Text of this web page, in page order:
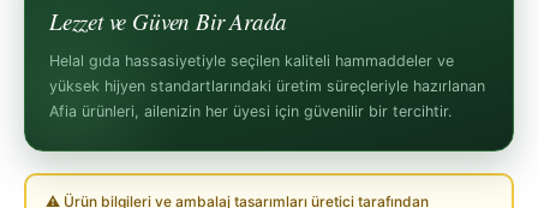
Lezzet ve Güven Bir Arada
Helal gıda hassasiyetiyle seçilen kaliteli hammaddeler ve
yüksek hijyen standartlarındaki üretim süreçleriyle hazırlanan
Afia ürünleri, ailenizin her üyesi için güvenilir bir tercihtir.
⚠ Ürün bilgileri ve ambalaj tasarımları üretici tarafından